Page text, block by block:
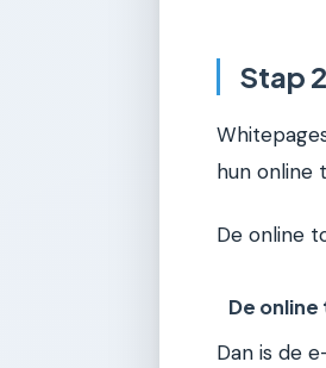
Stap
hun online
De online
De
Dan is de